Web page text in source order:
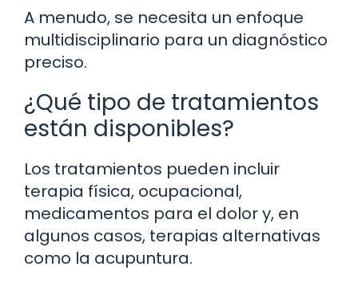
A menudo, se necesita un enfoque
multidisciplinario para un diagnóstico
preciso.
¿Qué tipo de tratamientos
están disponibles?
Los tratamientos pueden incluir
terapia física, ocupacional,
medicamentos para el dolor y, en
algunos casos, terapias alternativas
como la acupuntura.